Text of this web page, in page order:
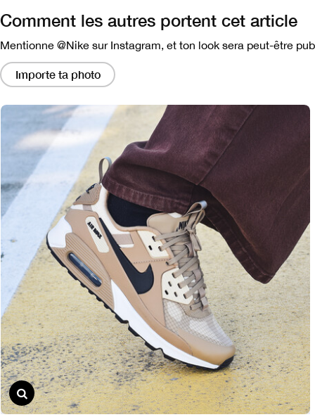
Comment les autres portent cet article
Mentionne @Nike sur Instagram, et ton look sera peut-être
Importe ta photo
En
cliquant
sur
liens,
obtiendrez
une
fenêtre
modale
contenant
une
version
grande
de
l'image.